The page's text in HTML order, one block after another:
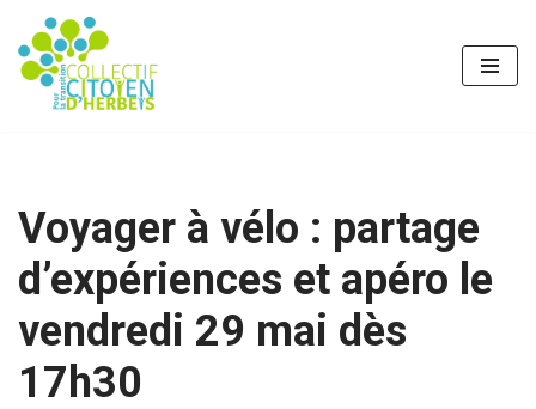
Aller
Voyager à vélo : partage
d’expériences et apéro le
vendredi 29 mai dès
17h30